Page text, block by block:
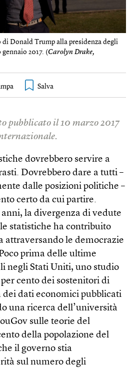
Donald Trump alla presidenza degli
2017. (Carolyn Drake,
pubblicato il 10 marzo 2017
dovrebbero servire a
Dovrebbero dare a tutti –
dalle posizioni politiche –
certo da cui partire.
la divergenza di vedute
statistiche ha contribuito
attraversando le democrazie
prima delle ultime
negli Stati Uniti, uno studio
cento dei sostenitori di
dati economici pubblicati
una ricerca dell’università
sulle teorie del
della popolazione del
il governo stia
sul numero degli